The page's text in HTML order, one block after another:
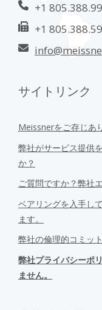
+1
+1
サイトリンク
Meissnerをご存じあ
弊社がサービス提供
か？
ご質問ですか？弊社
ベアリングを入手し
ます。
弊社の倫理的コミッ
弊社プライバシーポ
ません。